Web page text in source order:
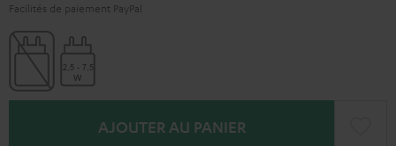
Facilités de paiement PayPal
AJOUTER AU PANIER